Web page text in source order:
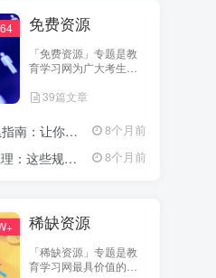
习和温故。
免费资源
「免费资源」专题是教
育学习网为广大考生打
里汇集了来自主流教育
内容，包括历年真题、
考点讲义、笔记汇编、
复习计划表等，全站免
费开放下载。 无论你是
到高质量的资料资源，
“零成本高效率”的学习体
验。 我们相信——知识
39篇文章
员面试素材积累：高频热点与表达技巧 8个月前
测图形推理考点分析与实战模拟视频教程 8个月前
稀缺资源
「稀缺资源」专题是教
育学习网最具价值的资